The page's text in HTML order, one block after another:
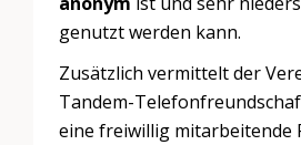
genutzt werden kann.
Zusätzlich vermittelt der
Tandem-
eine freiwillig mitarbeitende